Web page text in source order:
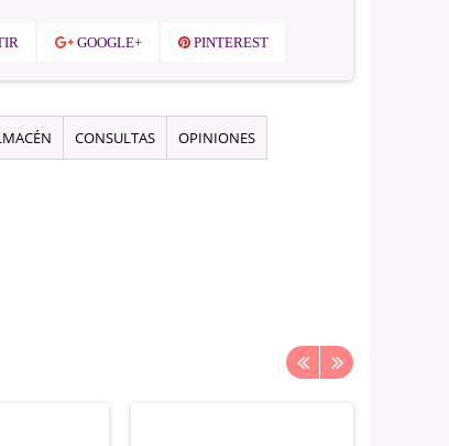
GOOGLE+ PINTEREST
CONSULTAS OPINIONES